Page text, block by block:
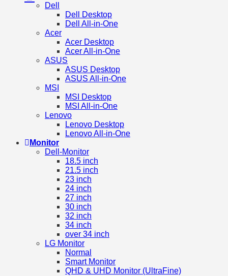
Dell
Dell Desktop
Dell All-in-One
Acer
Acer Desktop
Acer All-in-One
ASUS
ASUS Desktop
ASUS All-in-One
MSI
MSI Desktop
MSI All-in-One
Lenovo
Lenovo Desktop
Lenovo All-in-One
Monitor
Dell-Monitor
18.5 inch
21.5 inch
23 inch
24 inch
27 inch
30 inch
32 inch
34 inch
over 34 inch
LG Monitor
Normal
Smart Monitor
QHD & UHD Monitor (UltraFine)